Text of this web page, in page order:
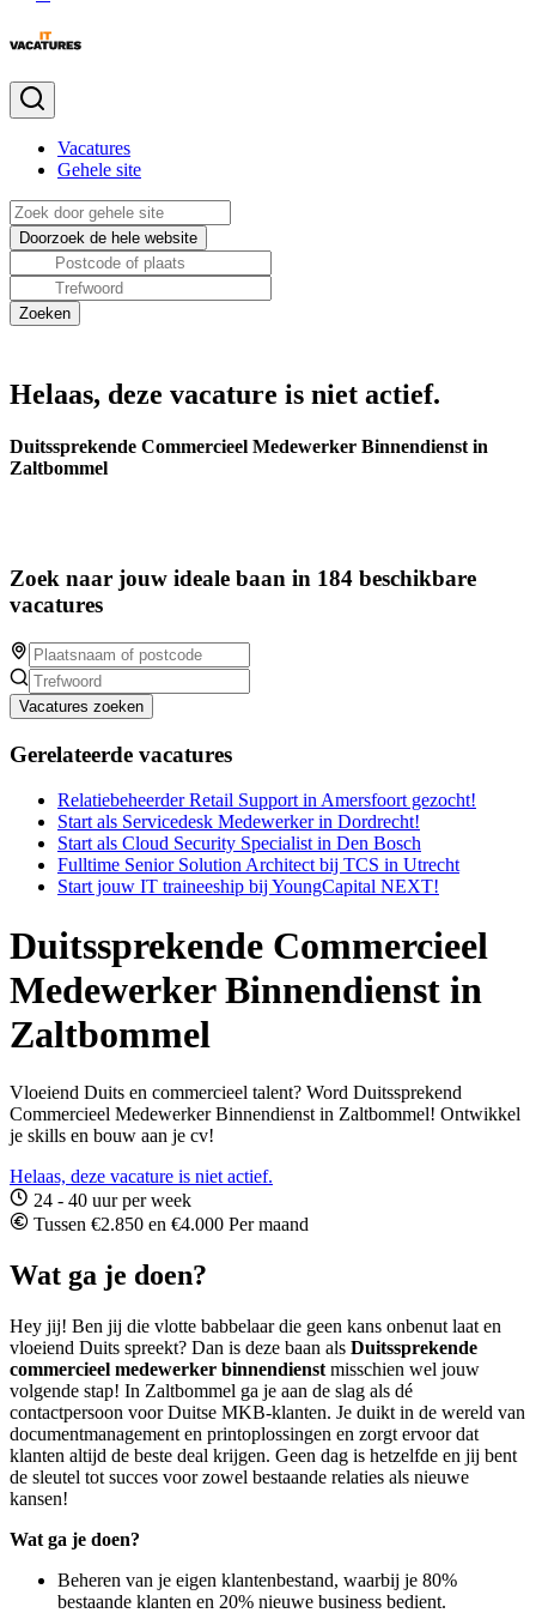
Vacatures
Gehele site
Helaas, deze vacature is niet actief.
Duitssprekende Commercieel Medewerker Binnendienst in
Zaltbommel
Zoek naar jouw ideale baan in 184 beschikbare
vacatures
Vacatures zoeken
Gerelateerde vacatures
Relatiebeheerder Retail Support in Amersfoort gezocht!
Start als Servicedesk Medewerker in Dordrecht!
Start als Cloud Security Specialist in Den Bosch
Fulltime Senior Solution Architect bij TCS in Utrecht
Start jouw IT traineeship bij YoungCapital NEXT!
Duitssprekende Commercieel
Medewerker Binnendienst in
Zaltbommel
Vloeiend Duits en commercieel talent? Word Duitssprekend
Commercieel Medewerker Binnendienst in Zaltbommel! Ontwikkel
je skills en bouw aan je cv!
Helaas, deze vacature is niet actief.
24 - 40 uur per week
Tussen €2.850 en €4.000 Per maand
Wat ga je doen?
Hey jij! Ben jij die vlotte babbelaar die geen kans onbenut laat en
vloeiend Duits spreekt? Dan is deze baan als Duitssprekende
commercieel medewerker binnendienst misschien wel jouw
volgende stap! In Zaltbommel ga je aan de slag als dé
contactpersoon voor Duitse MKB-klanten. Je duikt in de wereld van
documentmanagement en printoplossingen en zorgt ervoor dat
klanten altijd de beste deal krijgen. Geen dag is hetzelfde en jij bent
de sleutel tot succes voor zowel bestaande relaties als nieuwe
kansen!
Wat ga je doen?
Beheren van je eigen klantenbestand, waarbij je 80%
bestaande klanten en 20% nieuwe business bedient.